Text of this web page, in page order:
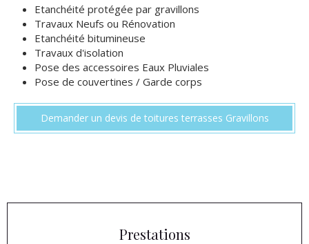
Etanchéité protégée par gravillons
Travaux Neufs ou Rénovation
Etanchéité bitumineuse
Travaux d'isolation
​Pose des accessoires Eaux Pluviales
Pose de couvertines / Garde corps
Demander un devis de toitures terrasses Gravillons
Prestations